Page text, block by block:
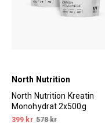
North Nutrition
North Nutrition Kreatin
Monohydrat 2x500g
399 kr 578 kr